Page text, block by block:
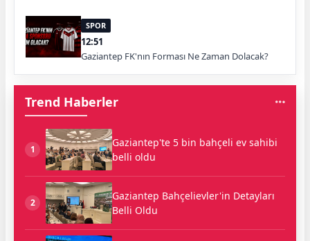
SPOR
12:51
Gaziantep FK'nın Forması Ne Zaman Dolacak?
Trend Haberler
1
Gaziantep'te 5 bin bahçeli ev sahibi
belli oldu
2
Gaziantep Bahçelievler'in Detayları
Belli Oldu